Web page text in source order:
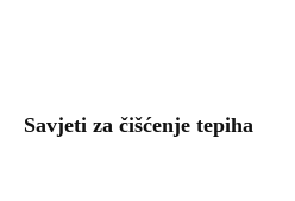
Savjeti za čišćenje tepiha